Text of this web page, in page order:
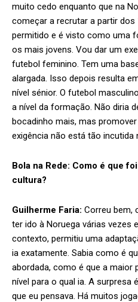
muito cedo enquanto que na
começar a recrutar a partir dos
permitido e é visto como uma
os mais jovens. Vou dar um
futebol feminino. Tem uma
alargada. Isso depois resulta
nível sénior. O futebol
a nível da formação. Não diria
bocadinho mais, mas
exigência não está tão incutida
Bola na Rede: Como é que
cultura?
Guilherme Faria: Correu bem,
ter ido à Noruega várias vezes
contexto, permitiu uma
ia exatamente. Sabia como é
abordada, como é que a maior
nível para o qual ia. A surpresa
que eu pensava. Há muitos